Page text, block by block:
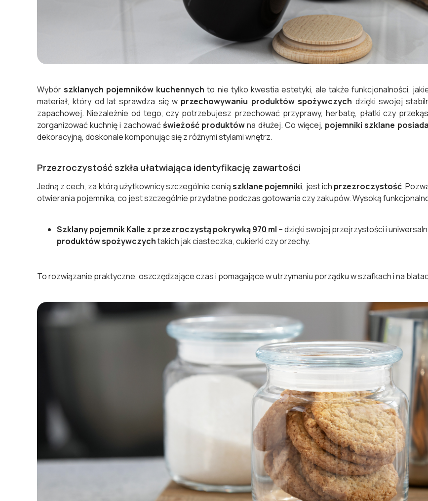
Wybórszklanych pojemników kuchennych to nie tylko kwestia estetyki, ale także funkcjonalności,
materiał, który od lat sprawdza się w przechowywaniu produktów spożywczych dzięki swojej
zapachowej. Niezależnie od tego, czy potrzebujesz przechować przyprawy, herbatę, płatki czy
zorganizować kuchnię i zachowaćświeżość produktówna dłużej. Co więcej, pojemniki szklane
dekoracyjną, doskonale komponując się z różnymi stylami wnętrz.
Przezroczystość szkła ułatwiająca identyfikację zawartości
Jedną z cech, za którą użytkownicy szczególnie ceniąszklane pojemniki, jest ich przezroczystość.
otwierania pojemnika, co jest szczególnie przydatne podczas gotowania czy zakupów. Wysoką
Szklany pojemnik Kalle z przezroczystą pokrywką 970 ml – dzięki swojej przejrzystości i
produktów spożywczychtakich jak ciasteczka, cukierki czy orzechy.
To rozwiązanie praktyczne, oszczędzające czas i pomagające w utrzymaniu porządku w szafkach i na